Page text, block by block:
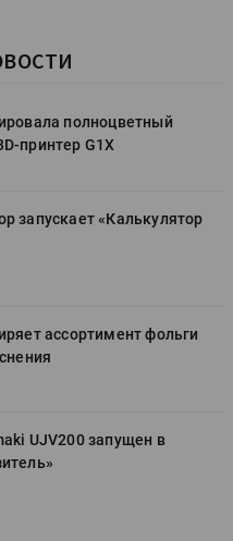
полноцветный
принтер G1X
запускает «Калькулятор
ассортимент фольги
UJV200 запущен в